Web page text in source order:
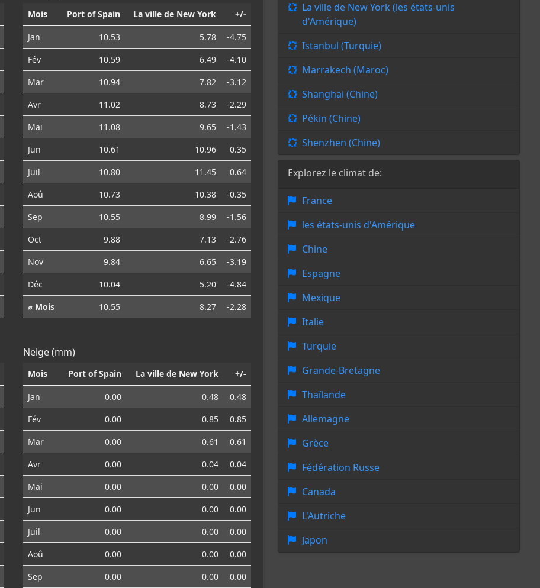
Mois Port of Spain La ville de New York +/-
Jan 10.53 5.78
-4.75
Fév
10.59 6.49
-4.10
Mar
10.94 7.82
-3.12
Avr
11.02 8.73
-2.29
Mai
11.08 9.65
-1.43
Jun
10.61 10.96
0.35
Juil
10.80 11.45
0.64
Aoû
10.73 10.38
-0.35
Sep
10.55 8.99
-1.56
Oct
9.88 7.13
-2.76
Nov
9.84 6.65
-3.19
Déc
10.04 5.20
-4.84
⌀ Mois
10.55 8.27 -2.28
Neige (mm)
Mois Port of Spain La ville de New York +/-
Jan 0.00 0.48
0.48
Fév
0.00 0.85
0.85
Mar
0.00 0.61
0.61
Avr
0.00 0.04
0.04
Mai
0.00 0.00
0.00
Jun
0.00 0.00
0.00
Juil
0.00 0.00
0.00
Aoû
0.00 0.00
0.00
Sep
0.00 0.00 0.00
La ville de New York (les états-unis
d'Amérique)
Istanbul (Turquie)
Marrakech (Maroc)
Shanghai (Chine)
Pékin (Chine)
Shenzhen (Chine)
Explorez le climat de:
France
les états-unis d'Amérique
Chine
Espagne
Mexique
Italie
Turquie
Grande-Bretagne
Thaïlande
Allemagne
Grèce
Fédération Russe
Canada
L'Autriche
Japon